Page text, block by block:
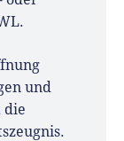
und
die